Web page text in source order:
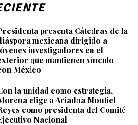
presenta Cátedras de la
mexicana dirigido a
investigadores en el
que mantienen vínculo
México
la unidad como estrategia,
elige a Ariadna Montiel
como presidenta del Comité
Nacional